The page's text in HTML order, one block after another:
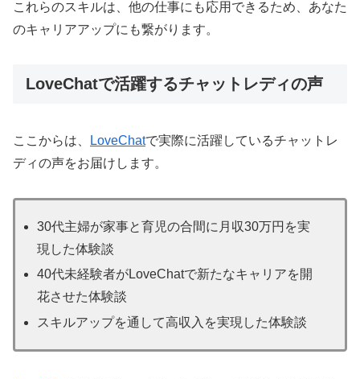
これらのスキルは、他の仕事にも応用できるため、あなた
のキャリアアップにも繋がります。
LoveChatで活躍するチャットレディの声
ここからは、 LoveChatで実際に活躍しているチャットレ
ディの声をお届けします。
30代主婦が家事と育児の合間に月収30万円を実
現した体験談
40代未経験者がLoveChatで新たなキャリアを開
花させた体験談
スキルアップを通して高収入を実現した体験談